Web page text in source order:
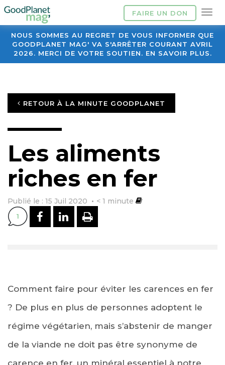
FAIRE UN DON
NOUS SOMMES AU REGRET DE VOUS INFORMER QUE
GOODPLANET MAG' VA S'ARRÊTER COURANT AVRIL
2026. MERCI DE VOTRE SOUTIEN. EN SAVOIR PLUS.
RETOUR À LA MINUTE GOODPLANET
Les aliments
riches en fer
Publié le : 15 Juil 2020 < 1 minute
1 PARTAGER SUR FACEBOOK
PARTAGER SUR
IMPRIMER
Comment faire pour éviter les carences en fer
? De plus en plus de personnes adoptent le
régime végétarien, mais s’abstenir de manger
de la viande ne doit pas être synonyme de
carence en fer, un minéral essentiel à notre